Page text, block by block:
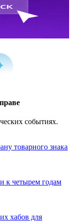
событиях.
товарного знака
к четырем годам
хабов для